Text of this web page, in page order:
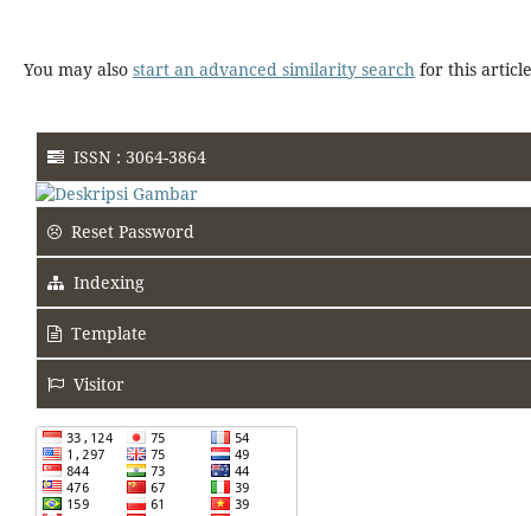
You may also start an advanced similarity searchfor this
ISSN : 3064-3864
Reset Password
Indexing
Template
Visitor